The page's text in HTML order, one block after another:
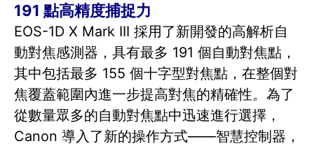
191 點高精度捕捉力
EOS-1D X Mark III 採用了新開發的高解析自
動對焦感測器，具有最多 191 個自動對焦點，
其中包括最多 155 個十字型對焦點，在整個對
焦覆蓋範圍內進一步提高對焦的精確性。為了
從數量眾多的自動對焦點中迅速進行選擇，
Canon 導入了新的操作方式——智慧控制器，